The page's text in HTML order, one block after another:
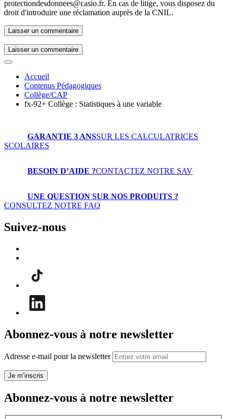
protectiondesdonnees@casio.fr. En cas de litige, vous disposez du
droit d'introduire une réclamation auprès de la CNIL.
Laisser un commentaire
Accueil
Contenus Pédagogiques
Collège/CAP
fx-92+ Collège : Statistiques à une variable
GARANTIE 3 ANSSUR LES CALCULATRICES
SCOLAIRES
BESOIN D’AIDE ?CONTACTEZ NOTRE SAV
UNE QUESTION SUR NOS PRODUITS ?
CONSULTEZ NOTRE FAQ
Suivez-nous
Abonnez-vous à notre newsletter
Adresse e-mail pour la newsletter
Je m’inscris
Abonnez-vous à notre newsletter